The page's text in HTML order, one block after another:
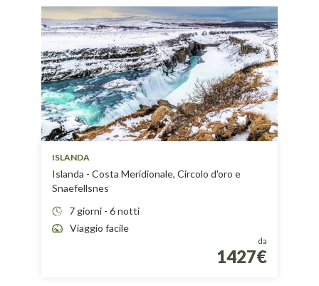
ISLANDA
Islanda - Costa Meridionale, Circolo d'oro e
Snaefellsnes
7 giorni - 6 notti
Viaggio facile
da
1427€